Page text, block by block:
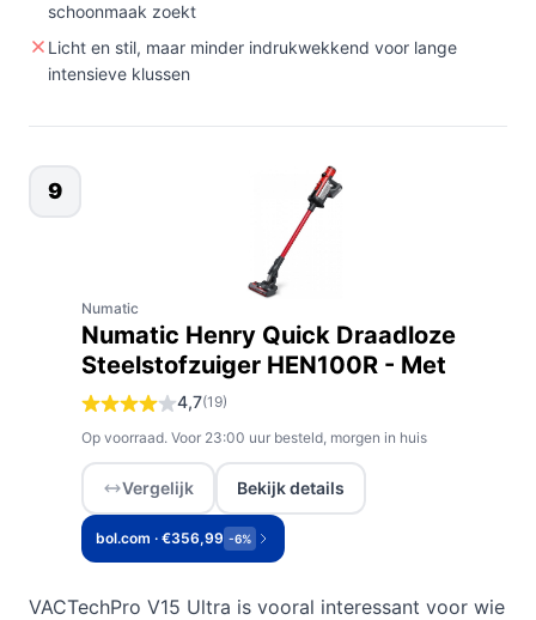
schoonmaak zoekt
Licht en stil, maar minder indrukwekkend voor lange
intensieve klussen
9
Numatic
Numatic Henry Quick Draadloze
Steelstofzuiger HEN100R - Met
4,7(19)
Op voorraad. Voor 23:00 uur besteld, morgen in huis
Vergelijk Bekijk details
bol.com · €356,99 -6%
VACTechPro V15 Ultra is vooral interessant voor wie